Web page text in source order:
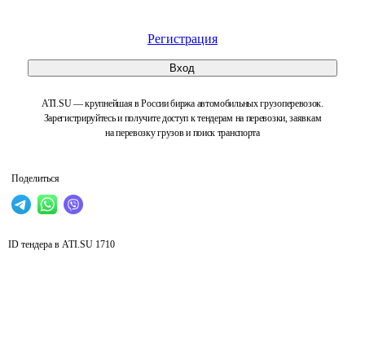
Регистрация
Вход
ATI.SU — крупнейшая в России биржа автомобильных грузоперевозок.
Зарегистрируйтесь и получите доступ к тендерам на перевозки, заявкам
на перевозку грузов и поиск транспорта
Поделиться
ID тендера в ATI.SU 1710